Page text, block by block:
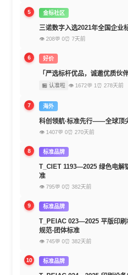
5 金标社区
三诺数字入选2021年全国企业
👁 208💬 0⏰ 7天前
6 好价
「严选标杆优品，诚邀优质伙
🏪 认准啦 👁 1672💬 1 ⏰ 278天前
7 海外
科创领航·标准先行——全球顶
👁 1407💬 0⏰ 270天前
8 标准品牌
T_CIET 1193—2025 绿色电解
准
👁 795💬 0⏰ 382天前
9 标准品牌
T_PEIAC 023—2025 平版印刷
规范-团体标准
👁 745💬 0⏰ 382天前
10 标准品牌